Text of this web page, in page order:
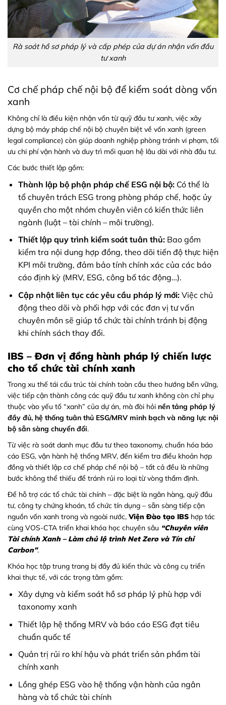
Rà soát hồ sơ pháp lý và cấp phép của dự án nhận vốn đầu
tư xanh
Cơ chế pháp chế nội bộ để kiểm soát dòng vốn
xanh
Không chỉ là điều kiện nhận vốn từ quỹ đầu tư xanh, việc xây
dựng bộ máy pháp chế nội bộ chuyên biệt về vốn xanh (green
legal compliance) còn giúp doanh nghiệp phòng tránh vi phạm, tối
ưu chi phí vận hành và duy trì mối quan hệ lâu dài với nhà đầu tư.
Các bước thiết lập gồm:
Thành lập bộ phận pháp chế ESG nội bộ:Có thể là
tổ chuyên trách ESG trong phòng pháp chế, hoặc ủy
quyền cho một nhóm chuyên viên có kiến thức liên
ngành (luật – tài chính – môi trường).
Thiết lập quy trình kiểm soát tuân thủ:Bao gồm
kiểm tra nội dung hợp đồng, theo dõi tiến độ thực hiện
KPI môi trường, đảm bảo tính chính xác của các báo
cáo định kỳ (MRV, ESG, công bố tác động…).
Cập nhật liên tục các yêu cầu pháp lý mới:Việc chủ
động theo dõi và phối hợp với các đơn vị tư vấn
chuyên môn sẽ giúp tổ chức tài chính tránh bị động
khi chính sách thay đổi.
IBS – Đơn vị đồng hành pháp lý chiến lược
cho tổ chức tài chính xanh
Trong xu thế tái cấu trúc tài chính toàn cầu theo hướng bền vững,
việc tiếp cận thành công các quỹ đầu tư xanh không còn chỉ phụ
thuộc vào yếu tố “xanh” của dự án, mà đòi hỏi nền tảng pháp lý
đầy đủ, hệ thống tuân thủ ESG/MRV minh bạch và năng lực nội
bộ sẵn sàng chuyển đổi.
Từ việc rà soát danh mục đầu tư theo taxonomy, chuẩn hóa báo
cáo ESG, vận hành hệ thống MRV, đến kiểm tra điều khoản hợp
đồng và thiết lập cơ chế pháp chế nội bộ – tất cả đều là những
bước không thể thiếu để tránh rủi ro loại từ vòng thẩm định.
Để hỗ trợ các tổ chức tài chính – đặc biệt là ngân hàng, quỹ đầu
tư, công ty chứng khoán, tổ chức tín dụng – sẵn sàng tiếp cận
nguồn vốn xanh trong và ngoài nước, Viện Đào tạo IBS hợp tác
cùng VOS-CTA triển khai khóa học chuyên sâu “Chuyên viên
Tài chính Xanh – Làm chủ lộ trình Net Zero và Tín chỉ
Carbon”.
Khóa học tập trung trang bị đầy đủ kiến thức và công cụ triển
khai thực tế, với các trọng tâm gồm:
Xây dựng và kiểm soát hồ sơ pháp lý phù hợp với
taxonomy xanh
Thiết lập hệ thống MRV và báo cáo ESG đạt tiêu
chuẩn quốc tế
Quản trị rủi ro khí hậu và phát triển sản phẩm tài
chính xanh
Lồng ghép ESG vào hệ thống vận hành của ngân
hàng và tổ chức tài chính